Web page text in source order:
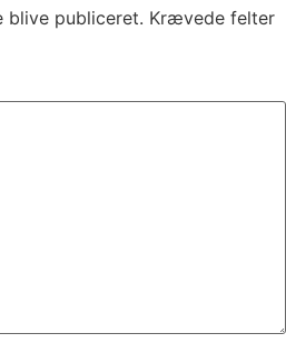
blive publiceret. Krævede felter